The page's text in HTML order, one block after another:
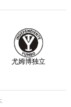
尤姆博独立